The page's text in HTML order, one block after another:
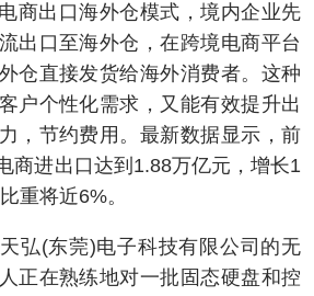
口海外仓模式，境内企业先
出口至海外仓，在跨境电商平台
仓直接发货给海外消费者。这种
户个性化需求，又能有效提升出
，节约费用。最新数据显示，前
商进出口达到1.88万亿元，增长1
重将近6%。
莞)电子科技有限公司的无
正在熟练地对一批固态硬盘和控